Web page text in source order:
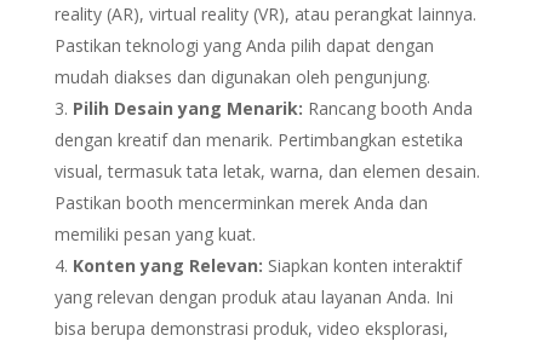
reality (AR), virtual reality (VR), atau perangkat lainnya.
Pastikan teknologi yang Anda pilih dapat dengan
mudah diakses dan digunakan oleh pengunjung.
Pilih Desain yang Menarik: Rancang booth Anda
dengan kreatif dan menarik. Pertimbangkan estetika
visual, termasuk tata letak, warna, dan elemen desain.
Pastikan booth mencerminkan merek Anda dan
memiliki pesan yang kuat.
Konten yang Relevan: Siapkan konten interaktif
yang relevan dengan produk atau layanan Anda. Ini
bisa berupa demonstrasi produk, video eksplorasi,